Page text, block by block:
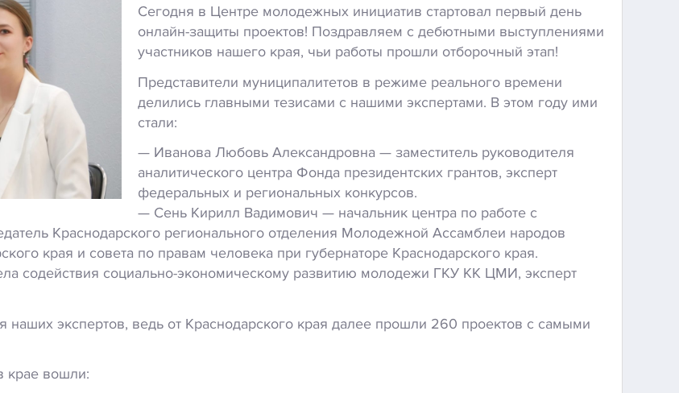
Сегодня в Центре молодежных инициатив стартовал первый день
онлайн-защиты проектов! Поздравляем с дебютными выступлениями
участников нашего края, чьи работы прошли отборочный этап!
Представители муниципалитетов в режиме реального времени
делились главными тезисами с нашими экспертами. В этом году ими
стали:
— Иванова Любовь Александровна — заместитель руководителя
аналитического центра Фонда президентских грантов, эксперт
федеральных и региональных конкурсов.
— Сень Кирилл Вадимович — начальник центра по работе с
Краснодарского регионального отделения Молодежной Ассамблеи народов
края и совета по правам человека при губернаторе Краснодарского края.
содействия социально-экономическому развитию молодежи ГКУ КК ЦМИ, эксперт
экспертов, ведь от Краснодарского края далее прошли 260 проектов с самыми
крае вошли: